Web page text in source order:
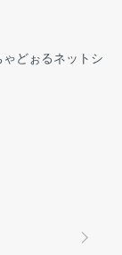
どぉるネットシ